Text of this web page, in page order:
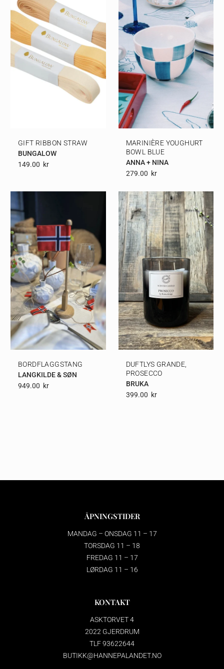
GIFT RIBBON STRAW
BUNGALOW
149.00 Kr
MARINIÈRE YOUGHURT
BOWL BLUE
ANNA + NINA
279.00 Kr
BORDFLAGGSTANG
LANGKILDE & SØN
949.00 Kr
DUFTLYS GRANDE,
PROSECCO
BRUKA
399.00 Kr
ÅPNINGSTIDER
MANDAG – ONSDAG 11 – 17
TORSDAG 11 – 18
FREDAG 11 – 17
LØRDAG 11 – 16
KONTAKT
ASKTORVET 4
2022 GJERDRUM
TLF 93622644
BUTIKK@HANNEPALANDET.NO